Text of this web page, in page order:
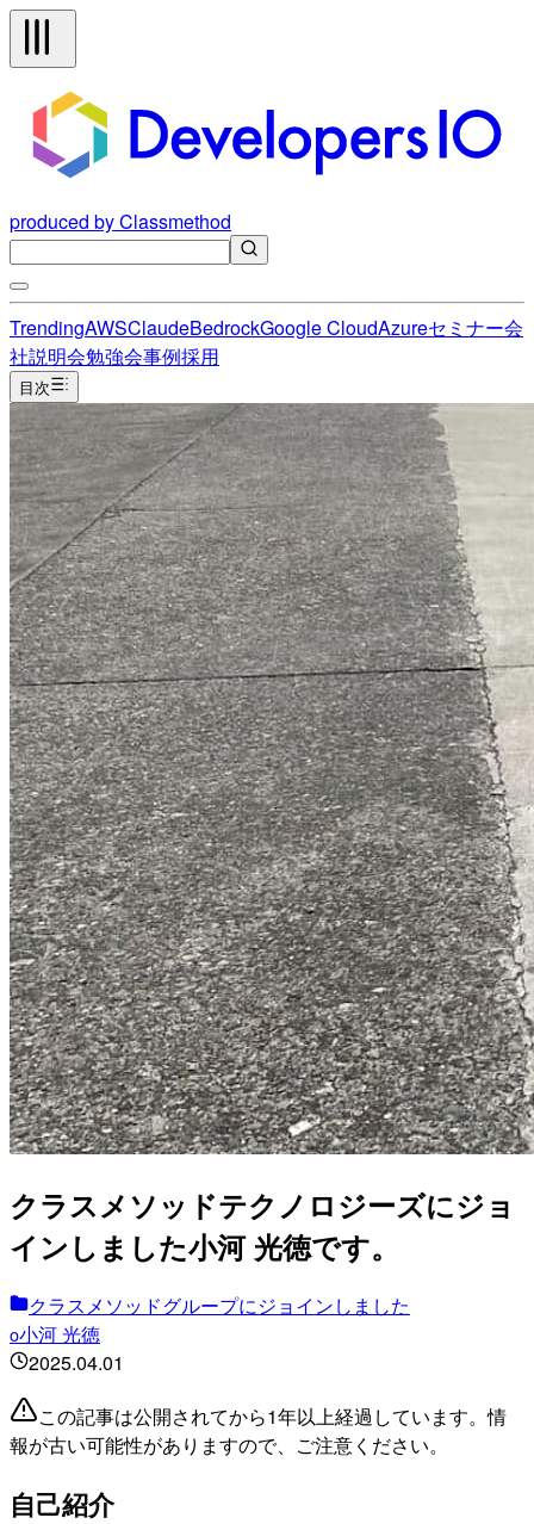
produced by Classmethod
TrendingAWSClaudeBedrockGoogle CloudAzureセミナー会
社説明会勉強会事例採用
目次
クラスメソッドテクノロジーズにジョ
インしました小河 光徳です。
クラスメソッドグループにジョインしました
o小河 光徳
2025.04.01
この記事は公開されてから1年以上経過しています。情
報が古い可能性がありますので、ご注意ください。
自己紹介